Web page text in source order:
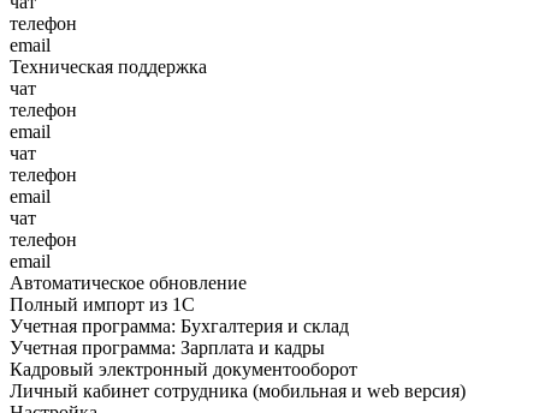
телефон
email
Техническая поддержка
чат
телефон
email
чат
телефон
email
чат
телефон
email
Автоматическое обновление
Полный импорт из 1С
Учетная программа: Бухгалтерия и склад
Учетная программа: Зарплата и кадры
Кадровый электронный документооборот
Личный кабинет сотрудника (мобильная и web версия)